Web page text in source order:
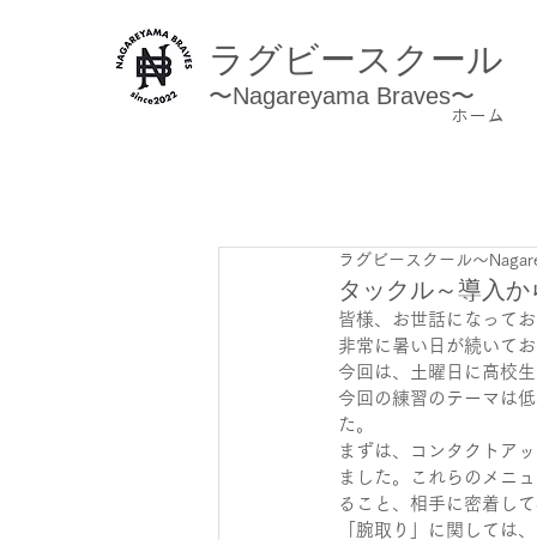
ラグビースクール
〜Nagareyama Braves〜
ホーム
タックル～導入
ラグビースクール～
皆様、お世話になって
非常に暑い日が続いて
今回は、土曜日に高校
今回の練習のテーマは
た。
まずは、コンタクトア
ました。これらのメニ
ること、相手に密着し
「腕取り」に関しては